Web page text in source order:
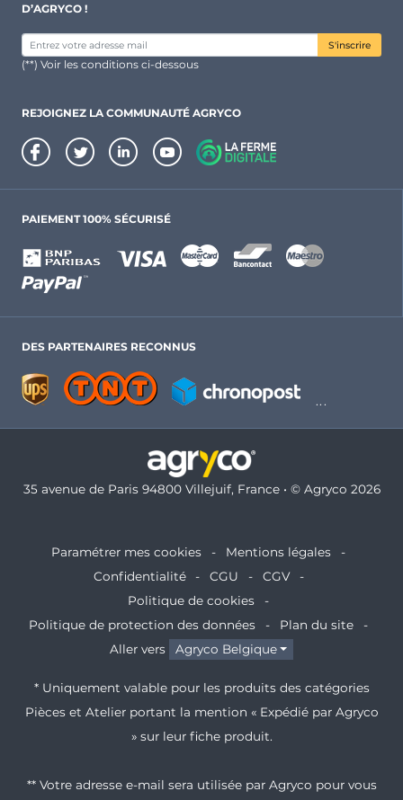
D’AGRYCO !
S'inscrire
(**) Voir les conditions ci-dessous
REJOIGNEZ LA COMMUNAUTÉ AGRYCO
PAIEMENT 100% SÉCURISÉ
DES PARTENAIRES RECONNUS
35 avenue de Paris 94800 Villejuif, France • © Agryco 2026
Paramétrer mes cookies
Mentions légales
Confidentialité
CGU
CGV
Politique de cookies
Politique de protection des données
Plan du site
Aller vers
Agryco Belgique
* Uniquement valable pour les produits des catégories
Pièces et Atelier portant la mention « Expédié par Agryco
» sur leur fiche produit.
** Votre adresse e-mail sera utilisée par Agryco pour vous